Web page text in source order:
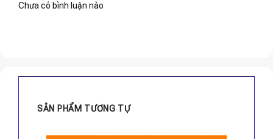
Chưa có bình luận nào
SẢN PHẨM TƯƠNG TỰ